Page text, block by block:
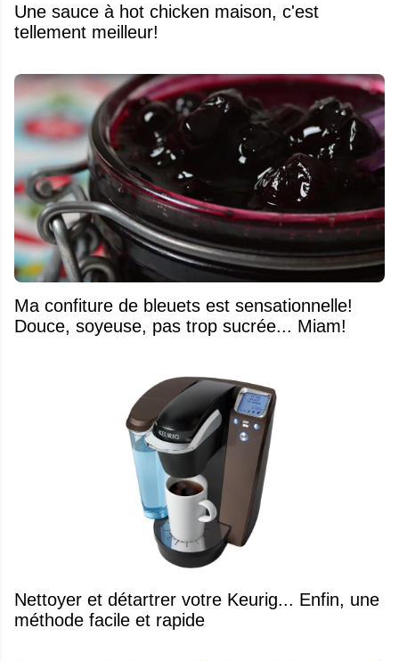
Une sauce à hot chicken maison, c'est
tellement meilleur!
Ma confiture de bleuets est sensationnelle!
Douce, soyeuse, pas trop sucrée... Miam!
Nettoyer et détartrer votre Keurig... Enfin, une
méthode facile et rapide